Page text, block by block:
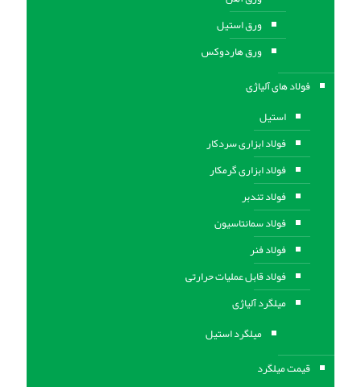
ورق استيل
ورق هاردوکس
فولاد های آلیاژی
استیل
فولاد ابزاری سردکار
فولاد ابزاری گرمکار
فولاد تندبر
فولاد سمانتاسیون
فولاد فنر
فولاد قابل عملیات حرارتی
ميلگرد آلیاژی
میلگرد استیل
قیمت میلگرد